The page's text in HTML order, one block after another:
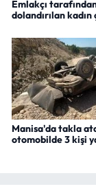
Emlakçı
dolandırılan kadın
Manisa'da takla
otomobilde 3 kişi